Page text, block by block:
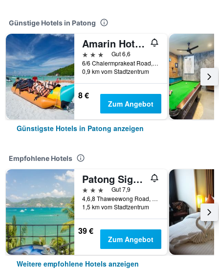
Günstige Hotels in Patong
Amarin Hotel Patong
3 Sterne
Gut 6,6
6/6 Chalermprakeat Road, Soi-Eden, Patong Beach, Patong, Thailand
0,9 km vom Stadtzentrum
8 €
Zum Angebot
Günstigste Hotels in Patong anzeigen
Empfohlene Hotels
Patong Signature Boutique Hotel
3 Sterne
Gut 7,9
4,6,8 Thaweewong Road, Patong, Thailand
1,5 km vom Stadtzentrum
39 €
Zum Angebot
Weitere empfohlene Hotels anzeigen